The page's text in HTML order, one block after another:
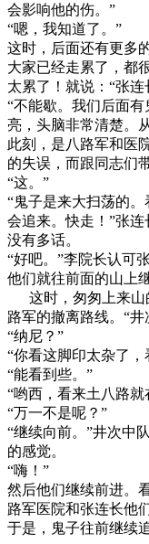
会影响他的伤。”
“嗯，我知道了。”
这时，后面还有更多
大家已经走累了，都
太累了！就说：“张
“不能歇。我们后面
亮，头脑非常清楚。
此刻，是八路军和医
的失误，而跟同志们
“这。”
“鬼子是来大扫荡的
会追来。快走！”张
没有多话。
“好吧。”李院长认可
他们就往前面的山上
这时，匆匆上来山
路军的撤离路线。“
“纳尼？”
“你看这脚印太杂了，
“能看到些。”
“哟西，看来土八路就
“万一不是呢？”
“继续向前。”井次中
的感觉。
“嗨！”
然后他们继续前进。
路军医院和张连长他
于是，鬼子往前继续